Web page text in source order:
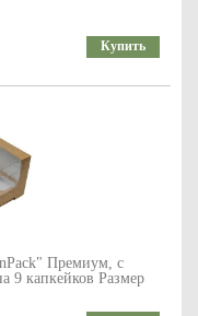
Купить
Премиум, с
9 капкейков Размер